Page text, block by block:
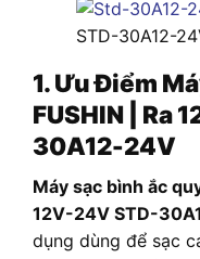
STD-30A12-
1. Ưu Điểm
FUSHIN | Ra
30A12-24V
Máy sạc bình ắc
12V-24V STD-
dụng dùng để sạc